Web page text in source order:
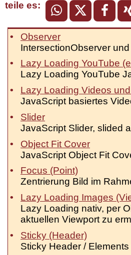
teile es:
Observer
IntersectionObserver
Lazy Loading YouTube
Lazy Loading YouTube
Lazy Loading Videos
JavaScript basiertes
Slider
JavaScript Slider, slided
Object Fit Cover
JavaScript Object Fit
Focus (Point)
Zentrierung Bild im
Lazy Loading Images
Lazy Loading nativ, per
aktuellen Viewport zu
Sticky (Header)
Sticky Header /